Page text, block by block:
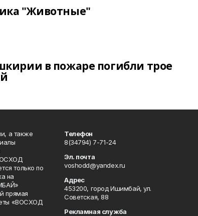
"Животные"
в пожаре погибли трое
а также
только по
на
прямая
«ВОСХОД
Телефон
8(34794) 7-71-24
Эл. почта
voshodd@yandex.ru
Адрес
453200, город Ишимбай, ул.
Советская, 88
Рекламная служба